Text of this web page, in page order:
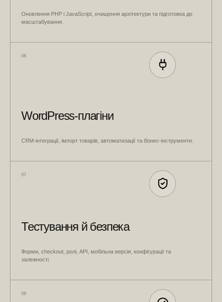
Оновлення PHP і JavaScript, очищення архітектури та підготовка до
масштабування.
06
WordPress-плагіни
CRM-інтеграції, імпорт товарів, автоматизації та бізнес-інструменти.
07
Тестування й безпека
Форми, checkout, ролі, API, мобільна версія, конфігурації та
залежності.
08